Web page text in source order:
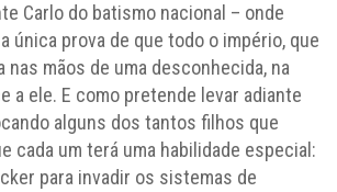
Carlo do batismo nacional – onde
única prova de que todo o império, que
nas mãos de uma desconhecida, na
a ele. E como pretende levar adiante
alguns dos tantos filhos que
cada um terá uma habilidade especial:
para invadir os sistemas de